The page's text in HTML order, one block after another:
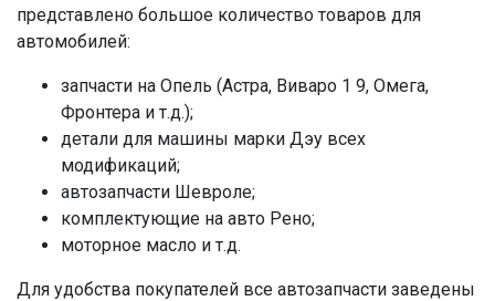
представлено большое количество товаров для
автомобилей:
запчасти на Опель (Астра, Виваро 1 9, Омега,
Фронтера и т.д.);
детали для машины марки Дэу всех
модификаций;
автозапчасти Шевроле;
комплектующие на авто Рено;
моторное масло и т.д.
Для удобства покупателей все автозапчасти заведены